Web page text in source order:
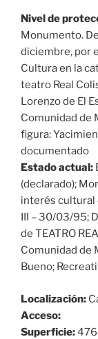
Nivel de
Monumento.
diciembre, por
Cultura en la
teatro Real
Lorenzo de El
Comunidad de
figura:
documentado
Estado actual:
(declarado);
interés cultural
III – 30/03/95;
de TEATRO
Comunidad de
Bueno;
Localización:
Acceso:
Superficie: